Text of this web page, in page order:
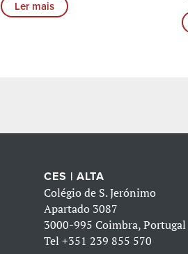
Ler mais
CES | ALTA
Colégio de S. Jerónimo
Apartado 3087
3000-995 Coimbra, Portugal
Tel+351 239 855 570